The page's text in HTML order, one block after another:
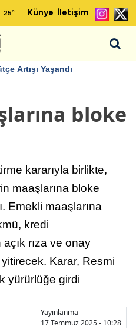
25° Künye İletişim
Artışı Yaşandı
bloke
kararıyla birlikte,
maaşlarına bloke
Emekli maaşlarına
kredi
rıza ve onay
Karar, Resmi
yürürlüğe girdi
Yayınlanma
17 Temmuz 2025 - 10:28